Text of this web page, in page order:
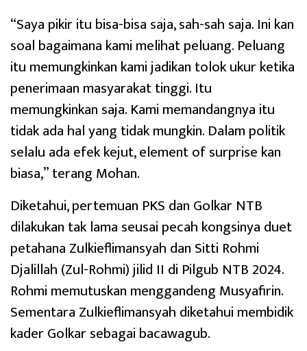
“Saya pikir itu bisa-bisa saja, sah-sah saja. Ini kan
soal bagaimana kami melihat peluang. Peluang
itu memungkinkan kami jadikan tolok ukur ketika
penerimaan masyarakat tinggi. Itu
memungkinkan saja. Kami memandangnya itu
tidak ada hal yang tidak mungkin. Dalam politik
selalu ada efek kejut, element of surprise kan
biasa,” terang Mohan.
Diketahui, pertemuan PKS dan Golkar NTB
dilakukan tak lama seusai pecah kongsinya duet
petahana Zulkieflimansyah dan Sitti Rohmi
Djalillah (Zul-Rohmi) jilid II di Pilgub NTB 2024.
Rohmi memutuskan menggandeng Musyafirin.
Sementara Zulkieflimansyah diketahui membidik
kader Golkar sebagai bacawagub.